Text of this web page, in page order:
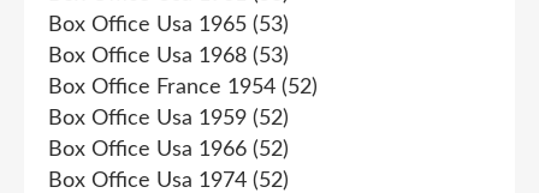
Box Office Usa 1965 (53)
Box Office Usa 1968 (53)
Box Office France 1954 (52)
Box Office Usa 1959 (52)
Box Office Usa 1966 (52)
Box Office Usa 1974 (52)